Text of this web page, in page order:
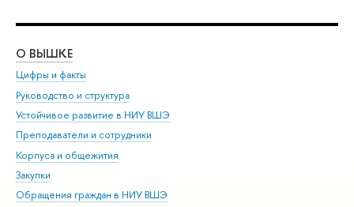
О ВЫШКЕ
Цифры и факты
Руководство и структура
Устойчивое развитие в НИУ ВШЭ
Преподаватели и сотрудники
Корпуса и общежития
Закупки
Обращения граждан в НИУ ВШЭ